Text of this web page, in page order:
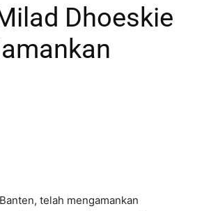
Dhoeskie
telah mengamankan